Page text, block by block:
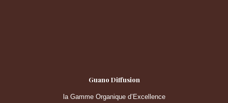
Guano Diffusion
la Gamme Organique d’Excellence